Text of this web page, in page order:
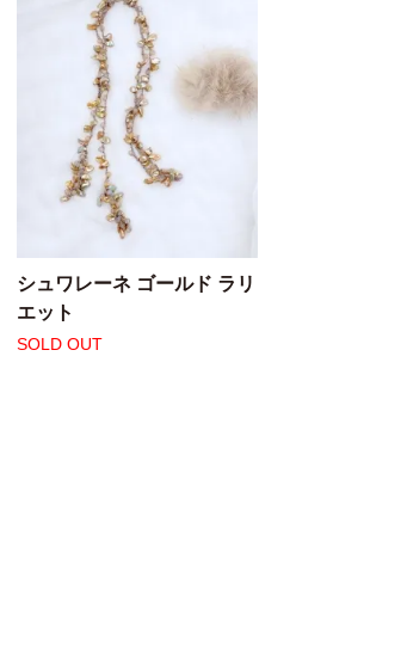
シュワレーネ ゴールド ラリ
エット
SOLD OUT